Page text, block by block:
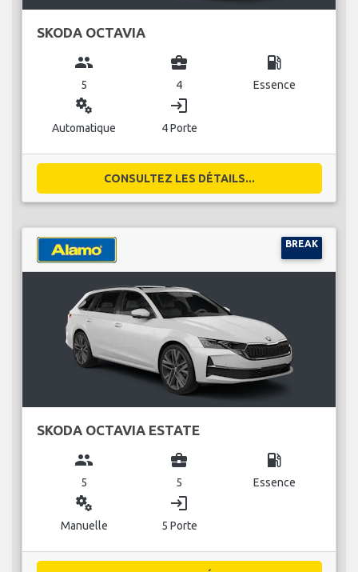
SKODA OCTAVIA
group
5
business_center
4
local_gas_station
Essence
miscellaneous_services
Automatique
login
4 Porte
CONSULTEZ LES DÉTAILS...
BREAK
SKODA OCTAVIA ESTATE
group
5
business_center
5
local_gas_station
Essence
miscellaneous_services
Manuelle
login
5 Porte